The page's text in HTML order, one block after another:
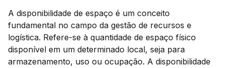
A disponibilidade de espaço é um conceito
fundamental no campo da gestão de recursos e
logística. Refere-se à quantidade de espaço físico
disponível em um determinado local, seja para
armazenamento, uso ou ocupação. A disponibilidade